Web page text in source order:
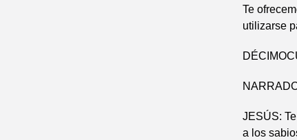
Te
utilizarse
JESÚS:
a los